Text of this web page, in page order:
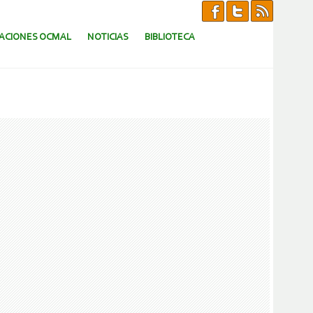
OCMAL NOTICIAS BIBLIOTECA